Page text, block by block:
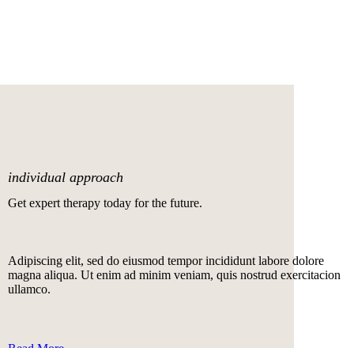
individual approach
Get expert therapy today for the future.
Adipiscing elit, sed do eiusmod tempor incididunt labore dolore
magna aliqua. Ut enim ad minim veniam, quis nostrud exercitacion
ullamco.